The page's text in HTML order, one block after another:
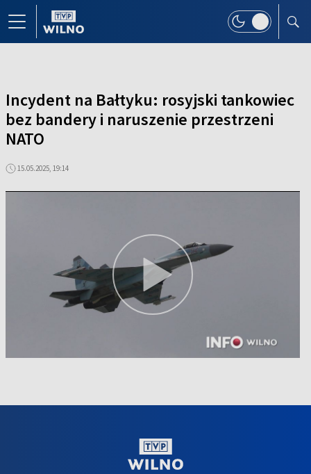
Incydent na Bałtyku: rosyjski tankowiec
bez bandery i naruszenie przestrzeni
NATO
15.05.2025, 19:14